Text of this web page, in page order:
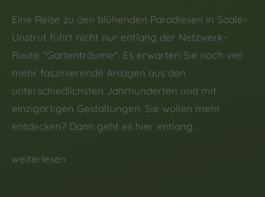
Eine Reise zu den blühenden Paradiesen in Saale-
Unstrut führt nicht nur entlang der Netzwerk-
Route "Gartenträume". Es erwarten Sie noch viel
mehr faszinierende Anlagen aus den
unterschiedlichsten Jahrhunderten und mit
einzigartigen Gestaltungen. Sie wollen mehr
entdecken? Dann geht es hier entlang...
weiterlesen